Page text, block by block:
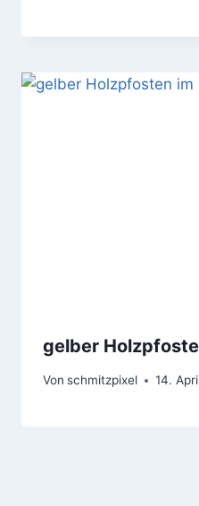
gelber
Von schmitzpixel 14.